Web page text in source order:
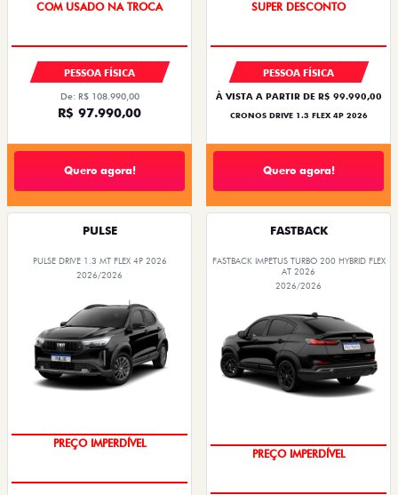
PESSOA FÍSICA
De: R$ 108.990,00
R$ 97.990,00
Quero agora!
PESSOA FÍSICA
À VISTA A PARTIR DE R$ 99.990,00
CRONOS DRIVE 1.3 FLEX 4P 2026
Quero agora!
PULSE
PULSE DRIVE 1.3 MT FLEX 4P 2026
2026/2026
FASTBACK
FASTBACK IMPETUS TURBO 200 HYBRID FLEX
AT 2026
2026/2026